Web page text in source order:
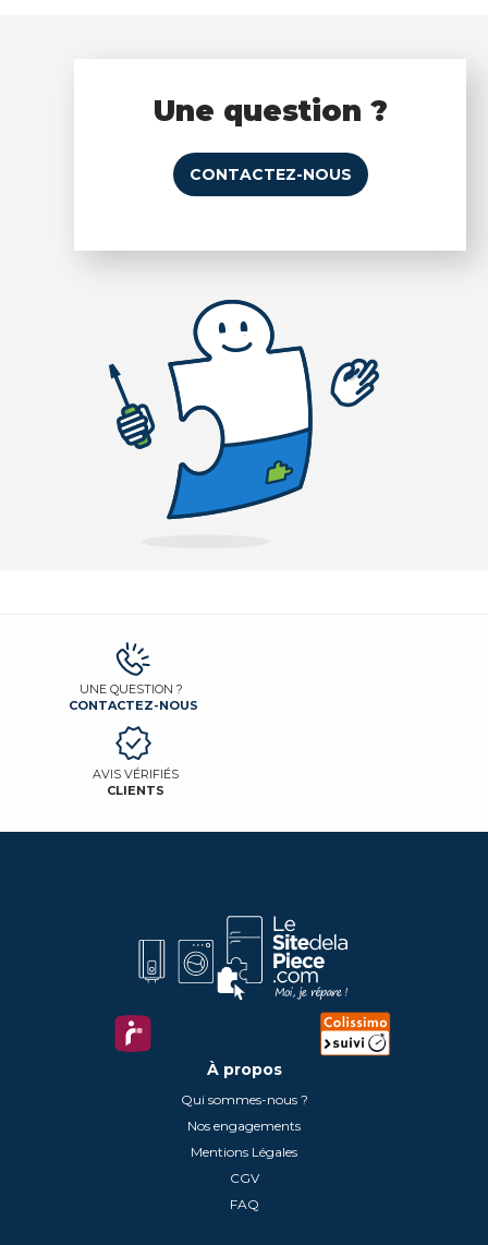
Une question ?
CONTACTEZ-NOUS
UNE QUESTION ?
CONTACTEZ-NOUS
AVIS VÉRIFIÉS
CLIENTS
À propos
Qui sommes-nous ?
Nos engagements
Mentions Légales
CGV
FAQ